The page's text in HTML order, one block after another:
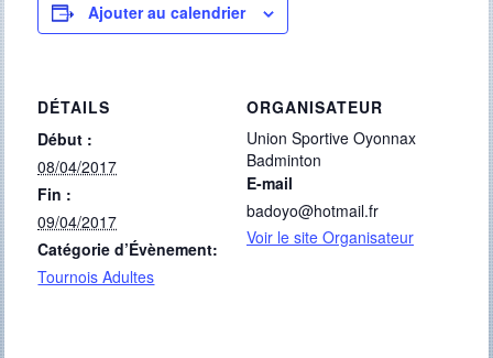
Ajouter au calendrier
DÉTAILS
Début :
08/04/2017
Fin :
09/04/2017
Catégorie d’Évènement:
Tournois Adultes
ORGANISATEUR
Union Sportive Oyonnax
Badminton
E-mail
badoyo@hotmail.fr
Voir le site Organisateur